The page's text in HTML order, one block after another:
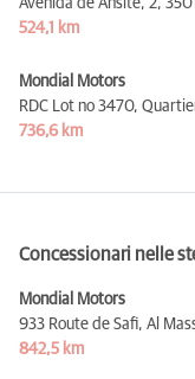
524,1 km
Mondial Motors
RDC Lot no 3470,
736,6 km
Concessionari nelle
Mondial Motors
933 Route de Safi, Al
842,5 km